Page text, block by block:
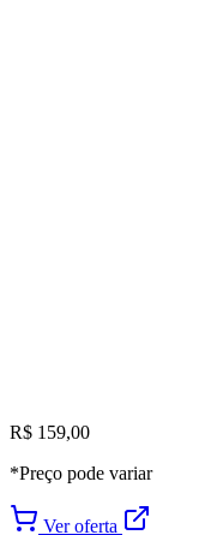
R$ 159,00
*Preço pode variar
Ver oferta